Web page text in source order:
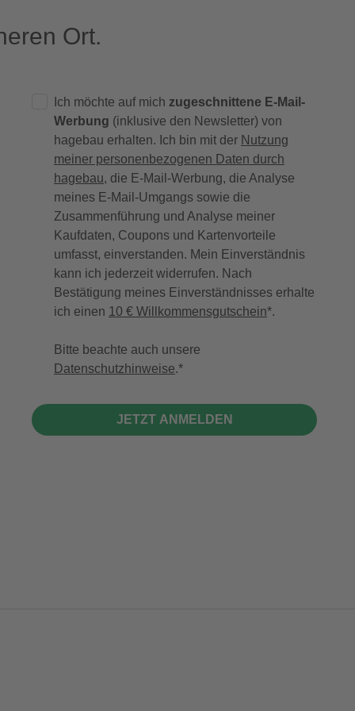
Ort.
Ich möchte auf mich zugeschnittene E-Mail-
Werbung (inklusive den Newsletter) von
hagebau erhalten. Ich bin mit der Nutzung
meiner personenbezogenen Daten durch
hagebau, die E-Mail-Werbung, die Analyse
meines E-Mail-Umgangs sowie die
Zusammenführung und Analyse meiner
Kaufdaten, Coupons und Kartenvorteile
umfasst, einverstanden. Mein Einverständnis
kann ich jederzeit widerrufen. Nach
Bestätigung meines Einverständnisses erhalte
ich einen 10 € Willkommensgutschein*.
Bitte beachte auch unsere
Datenschutzhinweise.
JETZT ANMELDEN